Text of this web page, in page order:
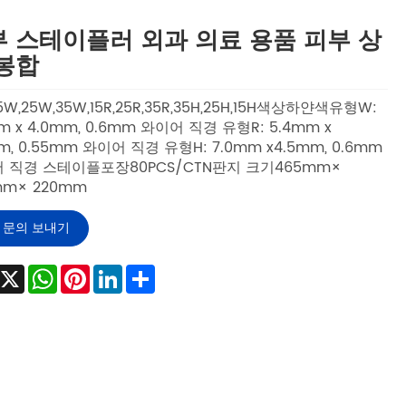
스테이플러 외과 의료 용품 피부 상
합
색상하얀색유형W:
x 4.0mm, 0.6mm 와이어 직경 유형R: 5.4mm x
0.55mm 와이어 직경 유형H: 7.0mm x4.5mm, 0.6mm
직경 스테이플포장80PCS/CTN판지 크기465mm×
220mm
문의 보내기
X WhatsApp
Pinterest
LinkedInShare